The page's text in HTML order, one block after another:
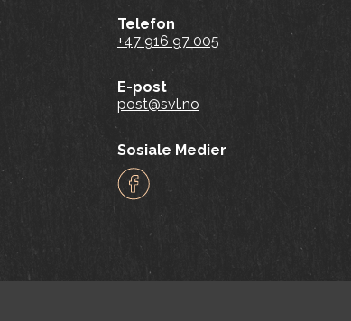
Telefon
+47 916 97 005
E-post
post@svl.no
Sosiale Medier